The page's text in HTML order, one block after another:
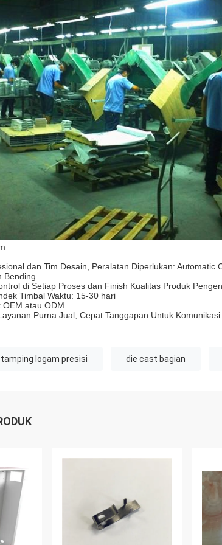
dan Tim Desain, Peralatan Diperlukan: Automatic
Bending
di Setiap Proses dan Finish Kualitas Produk
Timbal Waktu: 15-30 hari
atau ODM
Purna Jual, Cepat Tanggapan Untuk Komunikasi
logam presisi die cast bagian